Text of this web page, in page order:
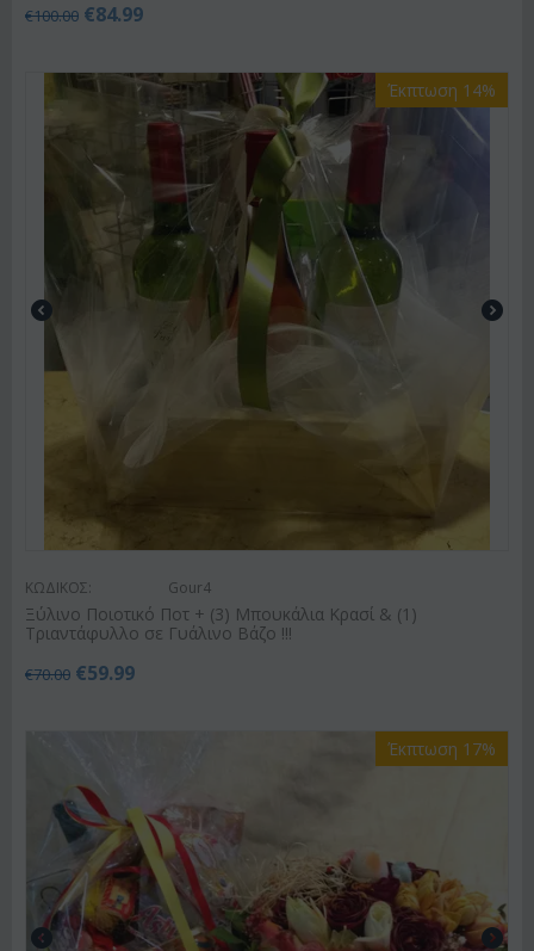
€100.00 €84.99
Έκπτωση 14%
ΚΩΔΙΚΟΣ: Gour4
Ξύλινο Ποιοτικό Ποτ + (3) Μπουκάλια Κρασί & (1)
Τριαντάφυλλο σε Γυάλινο Βάζο !!!
€70.00 €59.99
Έκπτωση 17%